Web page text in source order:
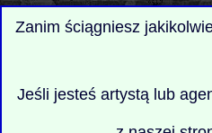
Zanim ściągniesz
Jeśli jesteś artystą lub